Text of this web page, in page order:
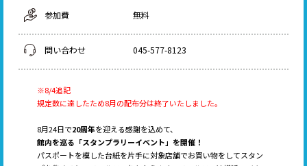
参加費 無料
問い合わせ 045-577-8123
※8/4追記
規定数に達したため8月の配布分は終了いたしました。
8月24日で20周年を迎える感謝を込めて、
館内を巡る「スタンプラリーイベント」を開催！
パスポートを模した台紙を片手に対象店舗でお買い物をしてスタン